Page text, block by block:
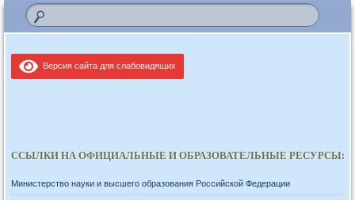
Версия сайта для слабовидящих
ССЫЛКИ НА ОФИЦИАЛЬНЫЕ И ОБРАЗОВАТЕЛЬНЫЕ РЕСУРСЫ:
Министерство науки и высшего образования Российской Федерации